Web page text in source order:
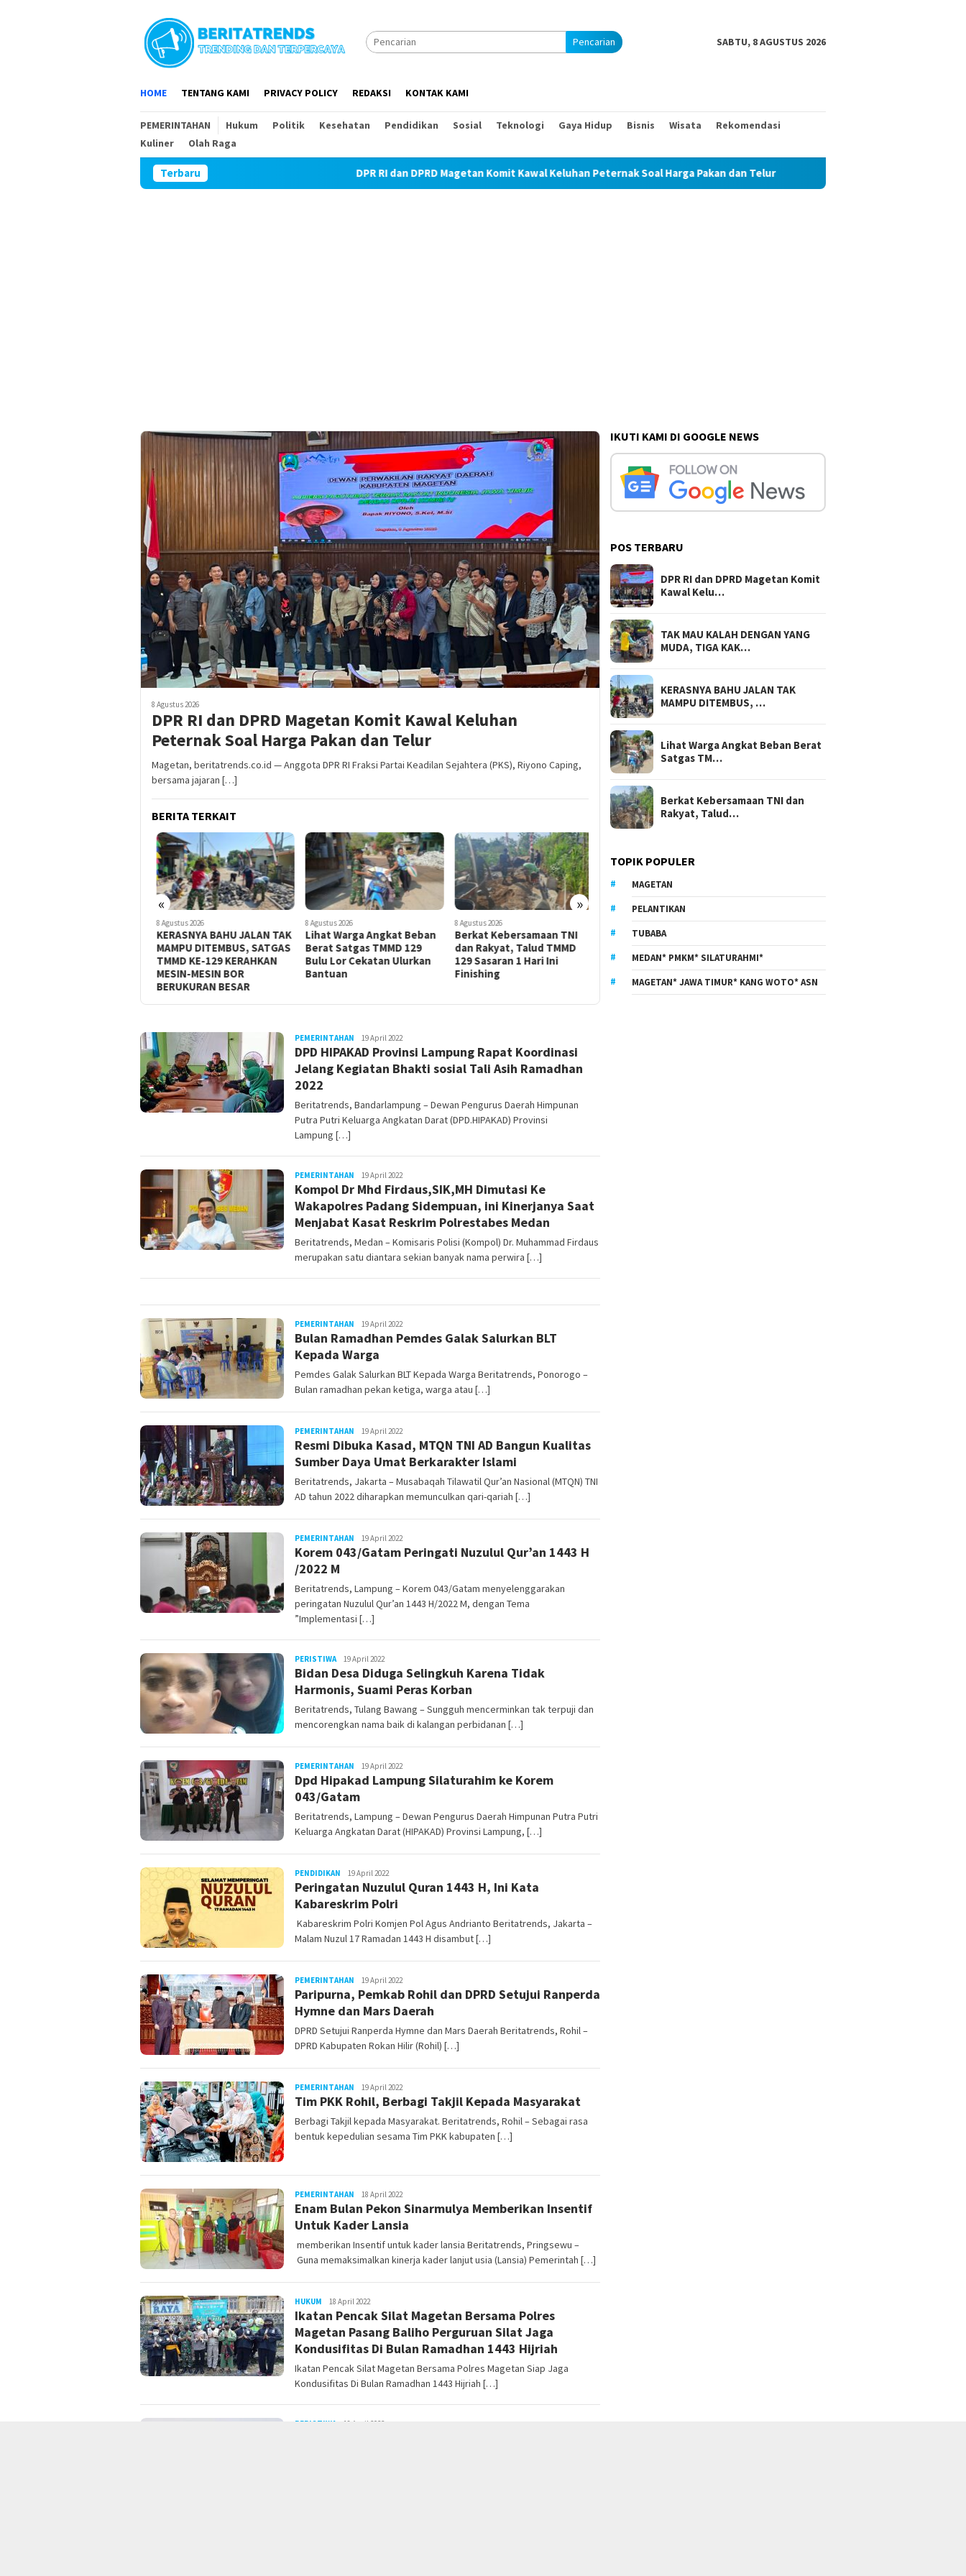
Pencarian SABTU, 8 AGUSTUS 2026
HOME TENTANG KAMI PRIVACY POLICY REDAKSI KONTAK KAMI
PEMERINTAHAN Hukum Politik Kesehatan Pendidikan Sosial Teknologi Gaya Hidup Bisnis Wisata
Rekomendasi
Kuliner
Olah Raga
Terbaru DPR RI dan DPRD Magetan Komit Kawal Keluhan Peternak Soal Harga Pakan dan Telur TAK MAU KALAH DENGAN YANG MUDA, TIGA
8 Agustus 2026
DPR RI dan DPRD Magetan Komit Kawal Keluhan
Peternak Soal Harga Pakan dan Telur
Magetan, beritatrends.co.id — Anggota DPR RI Fraksi Partai Keadilan Sejahtera (PKS), Riyono Caping,
bersama jajaran […]
BERITA TERKAIT
« »
8 Agustus 2026
KERASNYA BAHU JALAN TAK
MAMPU DITEMBUS, SATGAS
TMMD KE-129 KERAHKAN
MESIN-MESIN BOR
BERUKURAN BESAR
8 Agustus 2026
Lihat Warga Angkat Beban
Berat Satgas TMMD 129
Bulu Lor Cekatan Ulurkan
Bantuan
8 Agustus 2026
Berkat Kebersamaan TNI
dan Rakyat, Talud TMMD
129 Sasaran 1 Hari Ini
Finishing
8 Agustus 2026
Penyuluhan Keagamaan
Sasaran Non Fisik TMMD 129
Bulu Lor
8 Agustus 2026
YANG MUDA, TIGA KAKEK INI
TURUT BANTU SATGAS
TMMD BANGUN JALAN
BERITATRENDS PEMERINTAHAN LilikAbdi
19 April 2022
DPD HIPAKAD Provinsi Lampung Rapat Koordinasi
Jelang Kegiatan Bhakti sosial Tali Asih Ramadhan
2022
Beritatrends, Bandarlampung – Dewan Pengurus Daerah Himpunan
Putra Putri Keluarga Angkatan Darat (DPD.HIPAKAD) Provinsi
Lampung […]
PEMERINTAHAN LilikAbdi
19 April 2022
Kompol Dr Mhd Firdaus,SIK,MH Dimutasi Ke
Wakapolres Padang Sidempuan, ini Kinerjanya Saat
Menjabat Kasat Reskrim Polrestabes Medan
Beritatrends, Medan – Komisaris Polisi (Kompol) Dr. Muhammad Firdaus
merupakan satu diantara sekian banyak nama perwira […]
PEMERINTAHAN LilikAbdi
19 April 2022
Bulan Ramadhan Pemdes Galak Salurkan BLT
Kepada Warga
Pemdes Galak Salurkan BLT Kepada Warga Beritatrends, Ponorogo –
Bulan ramadhan pekan ketiga, warga atau […]
PEMERINTAHAN LilikAbdi
19 April 2022
Resmi Dibuka Kasad, MTQN TNI AD Bangun Kualitas
Sumber Daya Umat Berkarakter Islami
Beritatrends, Jakarta – Musabaqah Tilawatil Qur’an Nasional (MTQN) TNI
AD tahun 2022 diharapkan memunculkan qari-qariah […]
PEMERINTAHAN LilikAbdi
19 April 2022
Korem 043/Gatam Peringati Nuzulul Qur’an 1443 H
/2022 M
Beritatrends, Lampung – Korem 043/Gatam menyelenggarakan
peringatan Nuzulul Qur’an 1443 H/2022 M, dengan Tema
”Implementasi […]
PERISTIWALilikAbdi
19 April 2022
Bidan Desa Diduga Selingkuh Karena Tidak
Harmonis, Suami Peras Korban
Beritatrends, Tulang Bawang – Sungguh mencerminkan tak terpuji dan
mencorengkan nama baik di kalangan perbidanan […]
PEMERINTAHAN LilikAbdi
19 April 2022
Dpd Hipakad Lampung Silaturahim ke Korem
043/Gatam
Beritatrends, Lampung – Dewan Pengurus Daerah Himpunan Putra Putri
Keluarga Angkatan Darat (HIPAKAD) Provinsi Lampung, […]
PENDIDIKAN LilikAbdi
19 April 2022
Peringatan Nuzulul Quran 1443 H, Ini Kata
Kabareskrim Polri
Kabareskrim Polri Komjen Pol Agus Andrianto Beritatrends, Jakarta –
Malam Nuzul 17 Ramadan 1443 H disambut […]
PEMERINTAHAN LilikAbdi
19 April 2022
Paripurna, Pemkab Rohil dan DPRD Setujui Ranperda
Hymne dan Mars Daerah
DPRD Setujui Ranperda Hymne dan Mars Daerah Beritatrends, Rohil –
DPRD Kabupaten Rokan Hilir (Rohil) […]
PEMERINTAHAN LilikAbdi
19 April 2022
Tim PKK Rohil, Berbagi Takjil Kepada Masyarakat
Berbagi Takjil kepada Masyarakat. Beritatrends, Rohil – Sebagai rasa
bentuk kepedulian sesama Tim PKK kabupaten […]
PEMERINTAHAN LilikAbdi
18 April 2022
Enam Bulan Pekon Sinarmulya Memberikan Insentif
Untuk Kader Lansia
memberikan Insentif untuk kader lansia Beritatrends, Pringsewu –
Guna memaksimalkan kinerja kader lanjut usia (Lansia) Pemerintah […]
HUKUM LilikAbdi
18 April 2022
Ikatan Pencak Silat Magetan Bersama Polres
Magetan Pasang Baliho Perguruan Silat Jaga
Kondusifitas Di Bulan Ramadhan 1443 Hijriah
Ikatan Pencak Silat Magetan Bersama Polres Magetan Siap Jaga
Kondusifitas Di Bulan Ramadhan 1443 Hijriah […]
PERISTIWA LilikAbdi
18 April 2022
IKUTI KAMI DI GOOGLE NEWS
POS TERBARU
DPR RI dan DPRD Magetan Komit
Kawal Kelu…
TAK MAU KALAH DENGAN YANG
MUDA, TIGA KAK…
KERASNYA BAHU JALAN TAK
MAMPU DITEMBUS, …
Lihat Warga Angkat Beban Berat
Satgas TM…
Berkat Kebersamaan TNI dan
Rakyat, Talud…
TOPIK POPULER
MAGETAN
PELANTIKAN
TUBABA
MEDAN* PMKM* SILATURAHMI*
MAGETAN* JAWA TIMUR* KANG WOTO* ASN